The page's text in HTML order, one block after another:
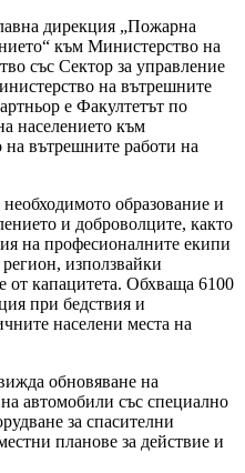
дирекция „Пожарна
към Министерство на
със Сектор за управление
на вътрешните
е Факултетът по
населението към
вътрешните работи на
образование и
и доброволците, както
на професионалните екипи
използвайки
от капацитета. Обхваща 6100
при бедствия и
населени места на
обновяване на
автомобили със специално
за спасителни
планове за действие и